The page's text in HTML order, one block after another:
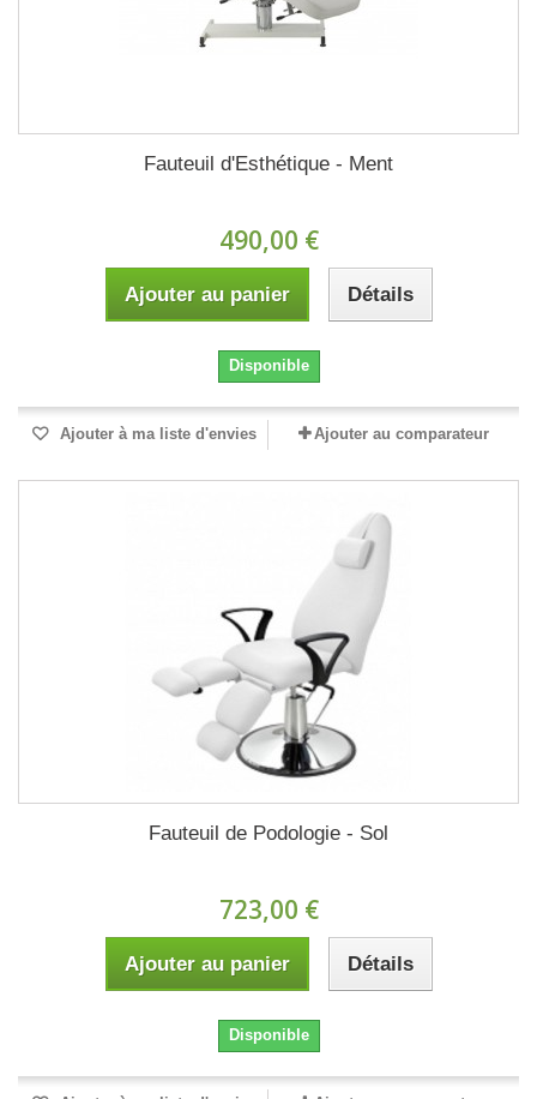
Fauteuil d'Esthétique - Ment
490,00 €
Ajouter au panier Détails
Disponible
Ajouter à ma liste d'envies Ajouter au comparateur
Fauteuil de Podologie - Sol
723,00 €
Ajouter au panier Détails
Disponible